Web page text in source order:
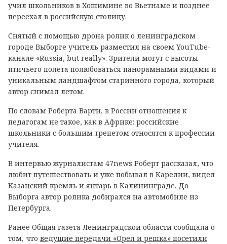
учил школьников в Хошимине во Вьетнаме и позднее
переехал в российскую столицу.
Снятый с помощью дрона ролик о ленинградском
городе Выборге учитель разместил на своем YouTube-
канале «Russia, but really». Зрители могут с высоты
птичьего полета полюбоваться панорамными видами и
уникальным ландшафтом старинного города, который
автор снимал летом.
По словам Роберта Варти, в России отношения к
педагогам не такое, как в Африке: российские
школьники с большим трепетом относятся к профессии
учителя.
В интервью журналистам 47news Роберт рассказал, что
любит путешествовать и уже побывал в Карелии, видел
Казанский кремль и янтарь в Калининграде. До
Выборга автор ролика добирался на автомобиле из
Петербурга.
Ранее Общая газета Ленинградской области сообщала о
том, что ведущие передачи «Орел и решка» посетили